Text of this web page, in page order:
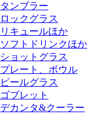
タンブラー
ロックグラス
リキュールほか
ソフトドリンクほか
ショットグラス
プレート、ボウル
ビールグラス
ゴブレット
デカンタ&クーラー